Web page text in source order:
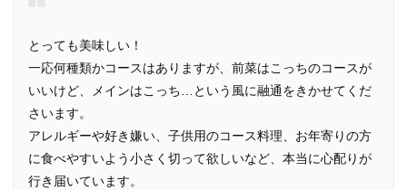
とっても美味しい！
一応何種類かコースはありますが、前菜はこっちのコースが
いいけど、メインはこっち…という風に融通をきかせてくだ
さいます。
アレルギーや好き嫌い、子供用のコース料理、お年寄りの方
に食べやすいよう小さく切って欲しいなど、本当に心配りが
行き届いています。